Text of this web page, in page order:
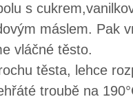
s
máslem. Pak
vláčné těsto.
těsta, lehce
troubě na